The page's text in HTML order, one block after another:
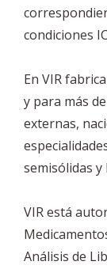
condiciones
En VIR
y para más
externas,
semisólidas
VIR está
Análisis de